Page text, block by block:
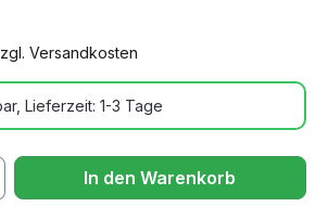
Versandkosten
Lieferzeit: 1-3 Tage
In den Warenkorb